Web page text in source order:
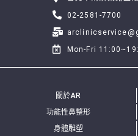
02-2581-7700
Mon-Fri
關於AR
功能性鼻整形
身體雕塑